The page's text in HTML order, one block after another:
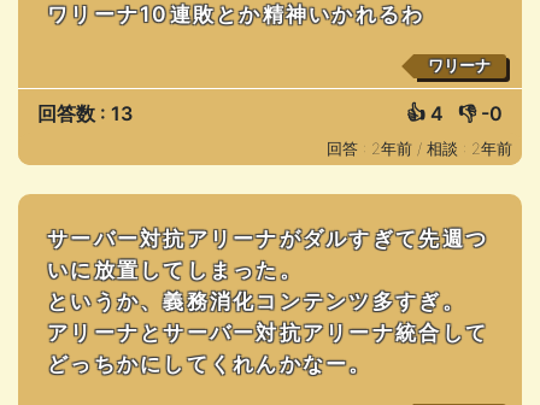
ワリーナ10連敗とか精神いかれるわ
ワリーナ
回答数 : 13 👍 4 👎 -0
回答 : 2年前 / 相談 : 2年前
サーバー対抗アリーナがダルすぎて先週つ
いに放置してしまった。
というか、義務消化コンテンツ多すぎ。
アリーナとサーバー対抗アリーナ統合して
どっちかにしてくれんかなー。